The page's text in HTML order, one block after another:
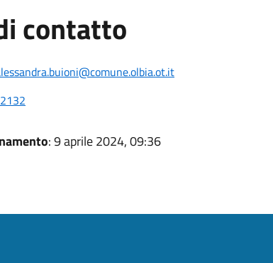
contatto
: 9 aprile 2024, 09:36